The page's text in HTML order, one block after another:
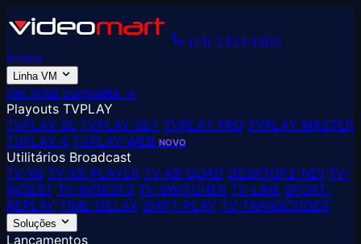
(21) 2421-1300
Home
Linha VM
Ver linha completa →
Playouts TVPLAY
TVPLAY SE TVPLAY SE+ TVPLAY PRO TVPLAY MASTER
TVPLAY 4 TVPLAY-WEB NOVO
Utilitários Broadcast
TV-X9 TV-X9-PLAYER TV-X9-QUAD DESKTOP2-NDI TV-
INGEST TV-INGEST3 TV-SWITCHER TV-LINK SPORT-
REPLAY TIME-DELAY SHIFT-PLAY TV-TRANSCODER
Soluções
Lançamentos